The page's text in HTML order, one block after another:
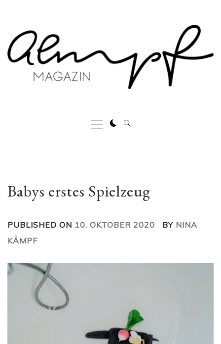
content
Primary
Menu
Babys erstes Spielzeug
PUBLISHED ON 10. OKTOBER 2020 BY NINA
KÄMPF